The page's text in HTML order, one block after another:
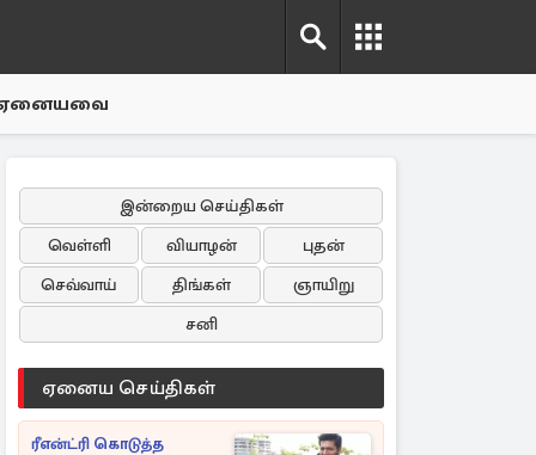
இன்றைய செய்திகள்
வெள்ளி
வியாழன்
புதன்
செவ்வாய்
திங்கள்
ஞாயிறு
சனி
ஏனைய செய்திகள்
ரீஎன்ட்ரி கொடுத்த